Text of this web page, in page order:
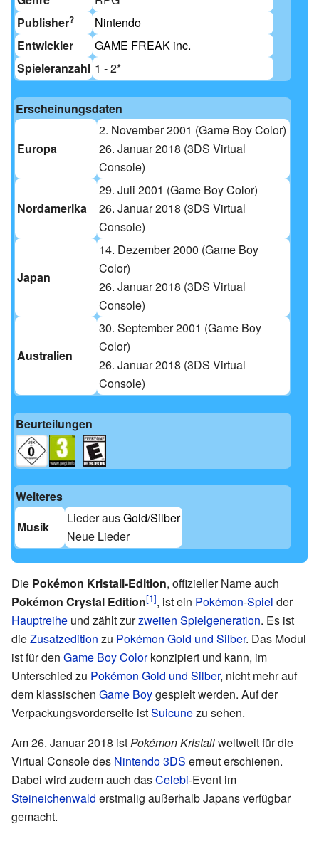
Publisher?
Nintendo
Entwickler
GAME FREAK inc.
Spieleranzahl 1 - 2*
Erscheinungsdaten
Europa
2. November 2001 (Game Boy Color)
26. Januar 2018 (3DS Virtual
Console)
Nordamerika
29. Juli 2001 (Game Boy Color)
26. Januar 2018 (3DS Virtual
Console)
Japan
14. Dezember 2000 (Game Boy
Color)
26. Januar 2018 (3DS Virtual
Console)
Australien
30. September 2001 (Game Boy
Color)
26. Januar 2018 (3DS Virtual
Console)
Beurteilungen
Weiteres
Musik
Lieder ausGold/Silber
Neue Lieder
Die Pokémon Kristall-Edition, offizieller Name auch
Pokémon Crystal Edition
, ist ein Pokémon-Spiel der
Hauptreihe und zählt zurzweiten Spielgeneration. Es ist
dieZusatzedition zu Pokémon Gold und Silber. Das Modul
ist für den Game Boy Colorkonzipiert und kann, im
Unterschied zu Pokémon Gold und Silber, nicht mehr auf
dem klassischen Game Boygespielt werden. Auf der
Verpackungsvorderseite istSuicunezu sehen.
Am 26. Januar 2018 istPokémon Kristallweltweit für die
Virtual Console des Nintendo 3DS erneut erschienen.
Dabei wird zudem auch dasCelebi-Event im
Steineichenwald erstmalig außerhalb Japans verfügbar
gemacht.